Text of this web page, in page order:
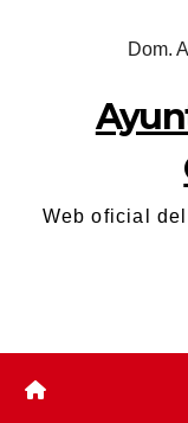
Dom.
Web oficial